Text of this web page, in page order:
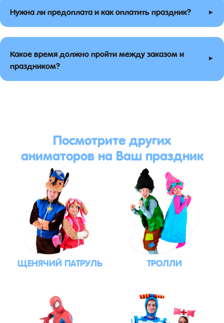
Нужна ли предоплата и как оплатить праздник? ▸
Какое время должно пройти между заказом и
праздником?
▸
Посмотрите других
аниматоров на Ваш праздник
ЩЕНЯЧИЙ ПАТРУЛЬ ТРОЛЛИ